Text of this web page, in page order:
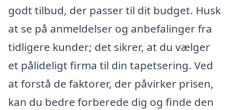
godt tilbud, der passer til dit budget. Husk
at se på anmeldelser og anbefalinger fra
tidligere kunder; det sikrer, at du vælger
et pålideligt firma til din tapetsering. Ved
at forstå de faktorer, der påvirker prisen,
kan du bedre forberede dig og finde den